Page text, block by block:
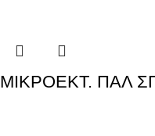
ΜΙΚΡΟΕΚΤ. ΠΑΛ